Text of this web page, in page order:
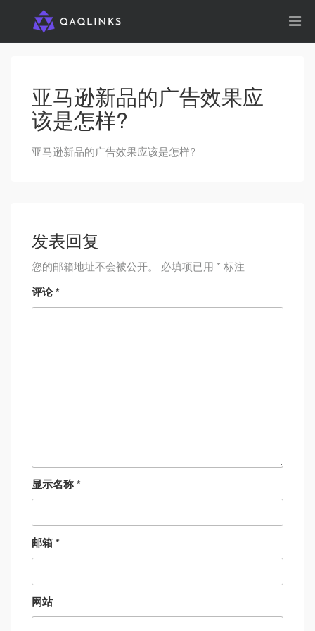
亚马逊新品的广告效果应
该是怎样?
亚马逊新品的广告效果应该是怎样?
发表回复
您的邮箱地址不会被公开。 必填项已用 * 标注
评论*
显示名称*
邮箱*
网站